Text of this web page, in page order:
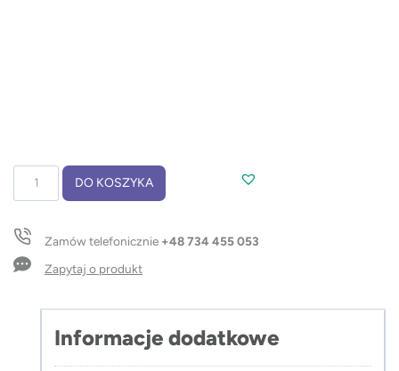
DO KOSZYKA
Zamów telefonicznie +48 734 455 053
Zapytaj o produkt
Informacje dodatkowe